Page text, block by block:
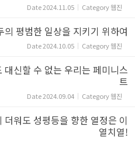
Date2024.11.05 Category웹진
평범한 일상을 지키기 위하여
Date2024.10.05 Category웹진
신할 수 없는 우리는 페미니스
트
Date2024.09.04 Category웹진
워도 성평등을 향한 열정은 이
열치열!